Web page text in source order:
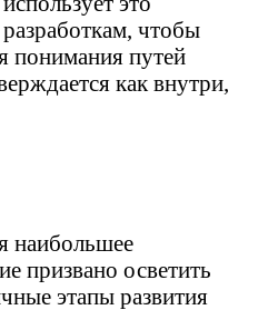
чтобы
понимания путей
как внутри,
наибольшее
призвано осветить
этапы развития